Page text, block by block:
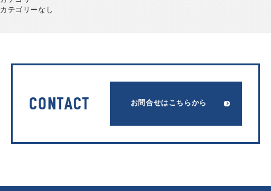
カテゴリーなし
CONTACT お問合せはこちらから